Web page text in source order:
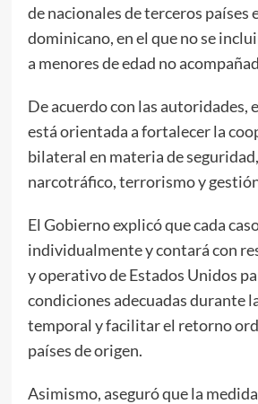
de nacionales de terceros
dominicano, en el que no se
a menores de edad no
De acuerdo con las autoridades,
está orientada a fortalecer la
bilateral en materia de
narcotráfico, terrorismo y
El Gobierno explicó que cada
individualmente y contará con
y operativo de Estados Unidos
condiciones adecuadas durante
temporal y facilitar el retorno
países de origen.
Asimismo, aseguró que la